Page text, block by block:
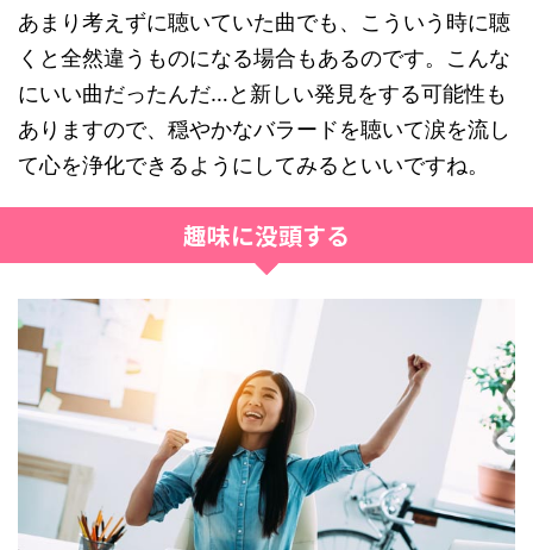
あまり考えずに聴いていた曲でも、こういう時に聴
くと全然違うものになる場合もあるのです。こんな
にいい曲だったんだ…と新しい発見をする可能性も
ありますので、穏やかなバラードを聴いて涙を流し
て心を浄化できるようにしてみるといいですね。
趣味に没頭する